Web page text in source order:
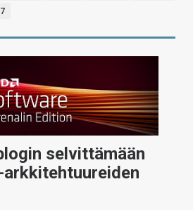
selvittämään
arkkitehtuureiden